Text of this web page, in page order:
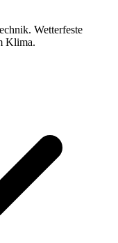
Wetterfeste
Klima.